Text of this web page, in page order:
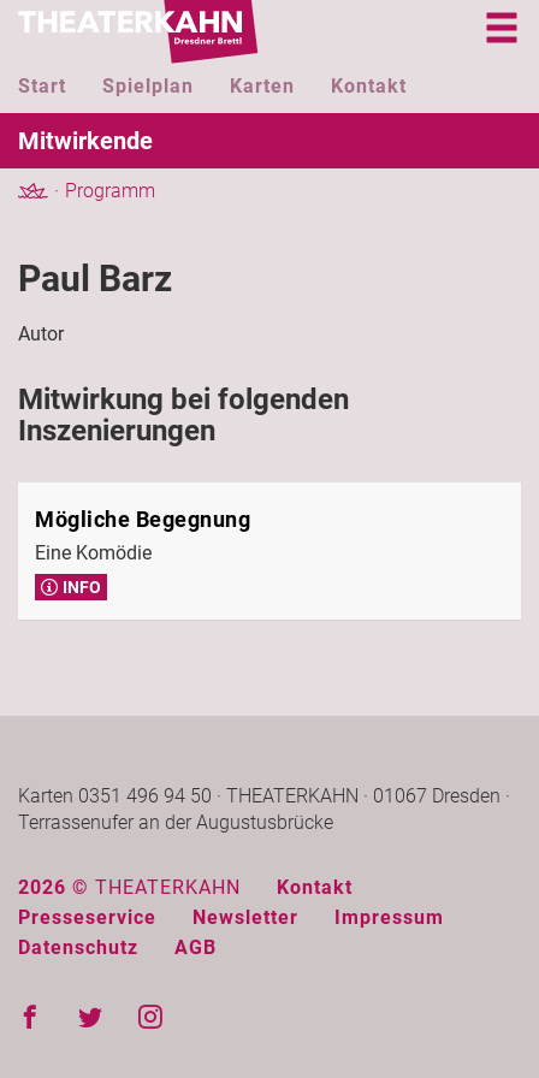
Start Spielplan Karten Kontakt
Mitwirkende
Programm
Paul Barz
Autor
Mitwirkung bei folgenden
Inszenierungen
Mögliche Begegnung
Eine Komödie
INFO
Karten 0351 496 94 50 · THEATERKAHN · 01067 Dresden ·
Terrassenufer an der Augustusbrücke
2026 © THEATERKAHN
Kontakt
Presseservice
Newsletter
Impressum
Datenschutz
AGB